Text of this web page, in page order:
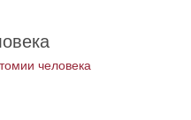
человека